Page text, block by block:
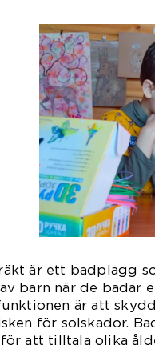
är ett badplagg
barn när de badar
är att
för solskador.
att tilltala olika